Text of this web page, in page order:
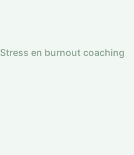
Stress en burnout coaching